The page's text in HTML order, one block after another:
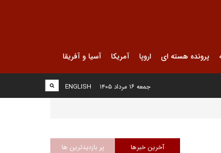
پرونده هسته ای اروپا آمریکا آسیا و آفریقا
ENGLISH جمعه ۱۶ مرداد ۱۴۰۵
آخرین خبرها پر بازدیدترین ها